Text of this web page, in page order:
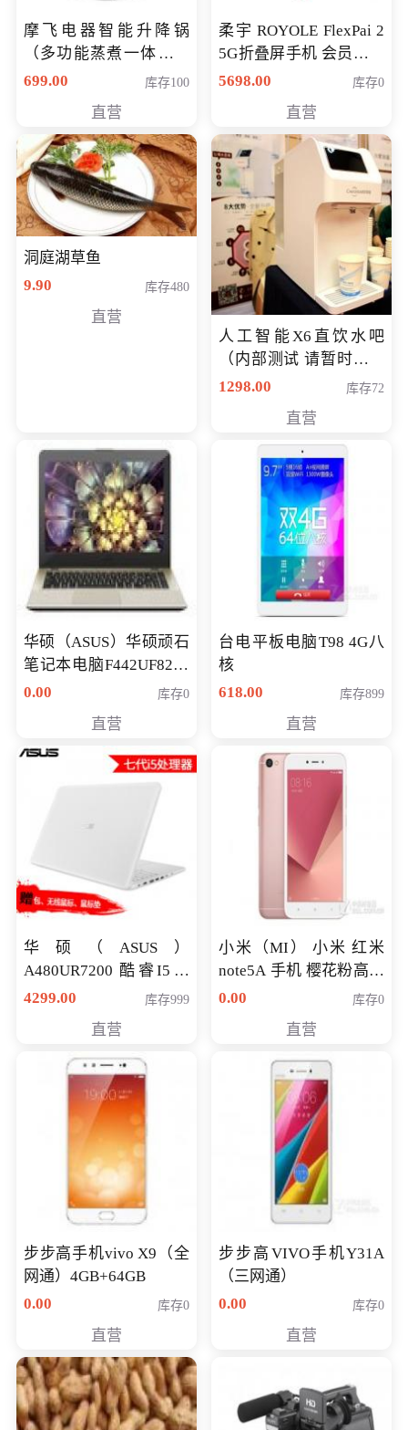
摩飞电器智能升降锅
（多功能蒸煮一体锅）
（智能升降养生锅） 会
699.00 库存100
直营
柔宇 ROYOLE FlexPai 2
5G折叠屏手机 会员专享
购买价格 4998元
5698.00 库存0
直营
洞庭湖草鱼
9.90
库存480
直营
人工智能X6直饮水吧
（内部测试 请暂时不要
购买）
1298.00 库存72
直营
华硕（ASUS）华硕顽石
笔记本电脑F442UF8250
八代独显轻薄办公商务
0.00 库存0
直营
台电平板电脑T98 4G八
核
618.00
库存899
直营
华硕（ASUS）
A480UR7200 酷睿I5超
薄学生办公游戏独显笔
NV930-2G独
4299.00 库存999
直营
小米（MI） 小米 红米
note5A 手机 樱花粉高配
版 全网通(3G+32G)
0.00 库存0
直营
步步高手机vivo X9（全
网通）4GB+64GB
0.00
库存0
直营
步步高VIVO手机Y31A
（三网通）
0.00
库存0
直营